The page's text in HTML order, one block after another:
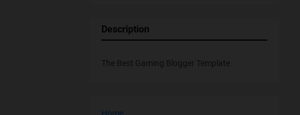
Description
The Best Gaming Blogger Template